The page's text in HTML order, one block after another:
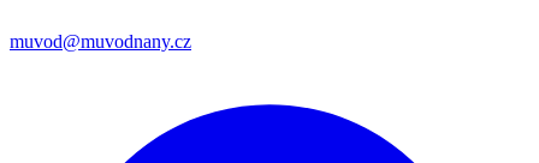
muvod@muvodnany.cz